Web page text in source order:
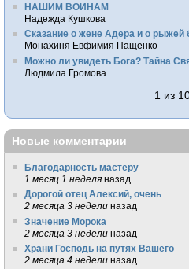
НАШИМ ВОИНАМ
Надежда Кушкова
Сказание о жене Адера и о рыжей
Монахиня Евфимия Пащенко
Можно ли увидеть Бога? Тайна
Людмила Громова
1 из
Новые комментарии
Благодарность мастеру
1 месяц 1 неделя назад
Дорогой отец Алексий, очень
2 месяца 3 недели назад
Значение Морока
2 месяца 3 недели назад
Храни Господь на путях Вашего
2 месяца 4 недели назад